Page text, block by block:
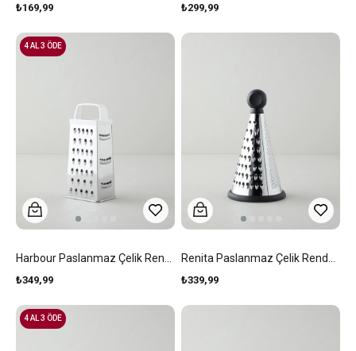
₺169,99 ₺299,99
₺349,99
4 AL 3 ÖDE
₺339,99
4 AL 3 ÖDE